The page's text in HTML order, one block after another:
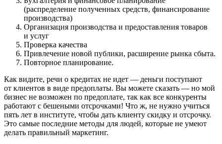
(распределение полученных средств, финансирование
производства)
Организация производства и предоставления товаров
и услуг
Проверка качества
Привлечение новой публики, расширение рынка сбыта.
Повторное планирование.
Как видите, речи о кредитах не идет — деньги поступают
от клиентов в виде предоплаты. Вы можете сказать — но мой
бизнес не возможен по предоплате, так как все конкуренты
работают с бешеными отсрочками! Что ж, не нужно учиться
пять лет в институте, чтобы дать клиенту скидку и отсрочку.
Это самые последние методы для людей, которые не умеют
делать правильный маркетинг.